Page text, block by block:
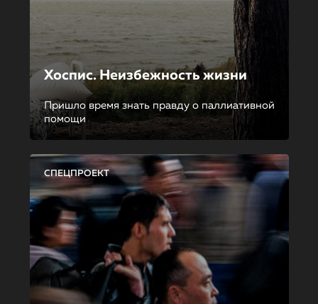
Хоспис. Неизбежность жизни
Пришло время знать правду о паллиативной
помощи
СПЕЦПРОЕКТ